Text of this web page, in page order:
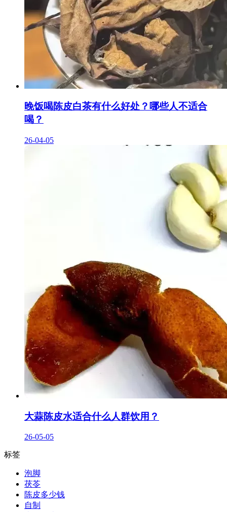
晚饭喝陈皮白茶有什么好处？哪些人不适合
喝？
26-04-05
大蒜陈皮水适合什么人群饮用？
26-05-05
标签
泡脚
茯苓
陈皮多少钱
自制